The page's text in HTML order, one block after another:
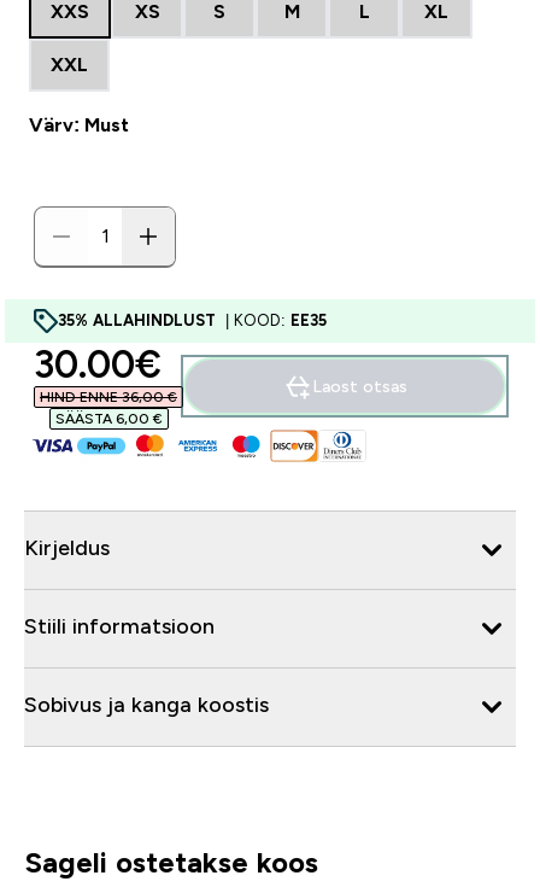
XXS XS S M L XL
XXL
Värv: Must
35% ALLAHINDLUST | KOOD: EE35
discounted price
30.00€‎
HIND ENNE 36,00 €‎
SÄÄSTA 6,00 €‎
Laost otsas
Kirjeldus
Stiili informatsioon
Sobivus ja kanga koostis
Sageli ostetakse koos